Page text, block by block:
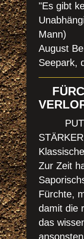
"Es gibt
Mann)
August
Seepark,
PUTIN
Zur Zeit
Fürchte,
damit die
das